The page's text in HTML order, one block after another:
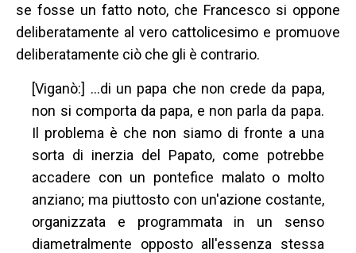
se fosse un fatto noto, che Francesco si oppone
deliberatamente al vero cattolicesimo e promuove
deliberatamente ciò che gli è contrario.
[Viganò:] …di un papa che non crede da papa,
non si comporta da papa, e non parla da papa.
Il problema è che non siamo di fronte a una
sorta di inerzia del Papato, come potrebbe
accadere con un pontefice malato o molto
anziano; ma piuttosto con un'azione costante,
organizzata e programmata in un senso
diametralmente opposto all'essenza stessa